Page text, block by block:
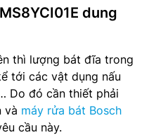
dung
thì lượng bát đĩa trong
tới các vật dụng nấu
Do đó cần thiết phải
và máy rửa bát Bosch
cầu này.